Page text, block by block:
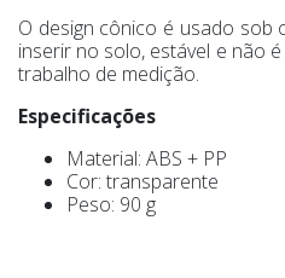
O design cônico é usado sob
inserir no solo, estável e não
trabalho de medição.
Especificações
Material: ABS + PP
Cor: transparente
Peso: 90 g